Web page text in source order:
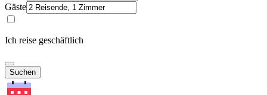
Gäste
Ich reise geschäftlich
Suchen